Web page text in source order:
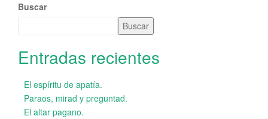
Buscar
Buscar
Entradas recientes
El espíritu de apatía.
Paraos, mirad y preguntad.
El altar pagano.